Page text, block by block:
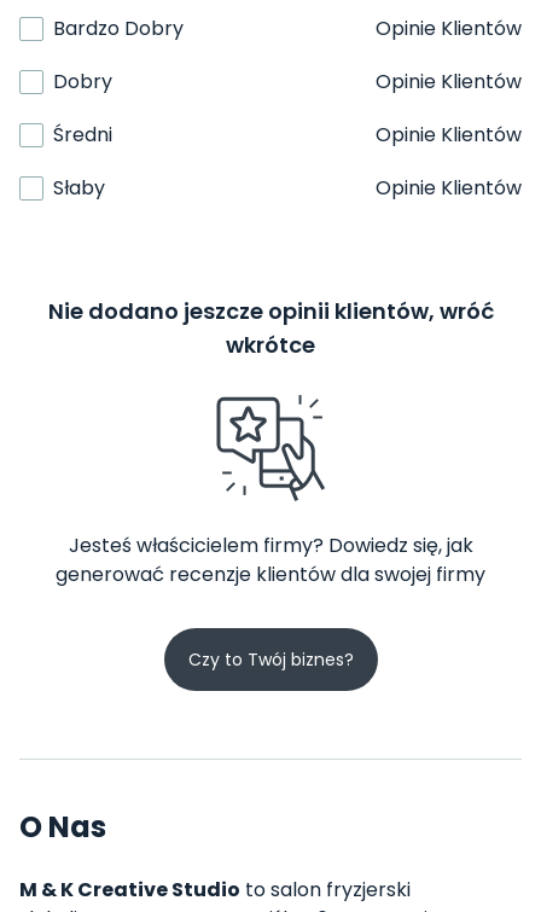
Bardzo Dobry
Opinie Klientów
Dobry
Opinie Klientów
Średni
Opinie Klientów
Słaby
Opinie Klientów
Nie dodano jeszcze opinii klientów, wróć
wkrótce
Jesteś właścicielem firmy? Dowiedz się, jak
generować recenzje klientów dla swojej firmy
Czy to Twój biznes?
O Nas
M & K Creative Studio to salon fryzjerski